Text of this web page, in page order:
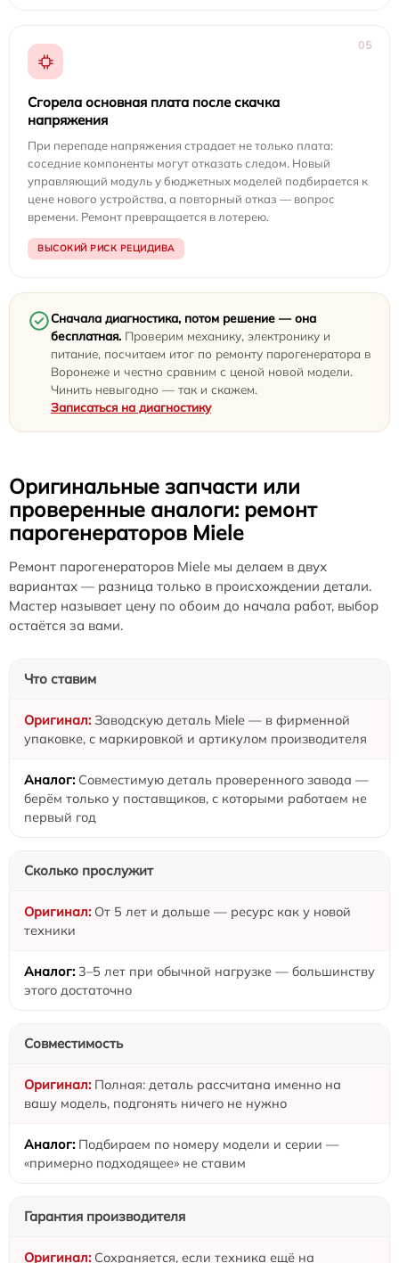
05
Сгорела основная плата после скачка
напряжения
При перепаде напряжения страдает не только плата:
соседние компоненты могут отказать следом. Новый
управляющий модуль у бюджетных моделей подбирается к
цене нового устройства, а повторный отказ — вопрос
времени. Ремонт превращается в лотерею.
ВЫСОКИЙ РИСК РЕЦИДИВА
Сначала диагностика, потом решение — она
бесплатная. Проверим механику, электронику и
питание, посчитаем итог по ремонту парогенератора в
Воронеже и честно сравним с ценой новой модели.
Чинить невыгодно — так и скажем.
Записаться на диагностику
Оригинальные запчасти или
проверенные аналоги: ремонт
парогенераторов Miele
Ремонт парогенераторов Miele мы делаем в двух
вариантах — разница только в происхождении детали.
Мастер называет цену по обоим до начала работ, выбор
остаётся за вами.
Что ставим
Заводскую деталь Miele — в фирменной
упаковке, с маркировкой и артикулом производителя
Совместимую деталь проверенного завода —
берём только у поставщиков, с которыми работаем не
первый год
Сколько прослужит
От 5 лет и дольше — ресурс как у новой
техники
3–5 лет при обычной нагрузке — большинству
этого достаточно
Совместимость
Полная: деталь рассчитана именно на
вашу модель, подгонять ничего не нужно
Подбираем по номеру модели и серии —
«примерно подходящее» не ставим
Гарантия производителя
Сохраняется, если техника ещё на